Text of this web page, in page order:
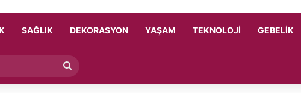
SAĞLIK DEKORASYON YAŞAM TEKNOLOJI GEBELIK
Arama
yap